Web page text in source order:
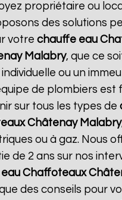
propriétaire ou
des solutions
votre chauffe eau
Malabry, que ce
ou un
de plombiers est
sur tous les types de
Châtenay Malabry
ou à gaz. Nous
de 2 ans sur nos
Chaffoteaux
des conseils pour